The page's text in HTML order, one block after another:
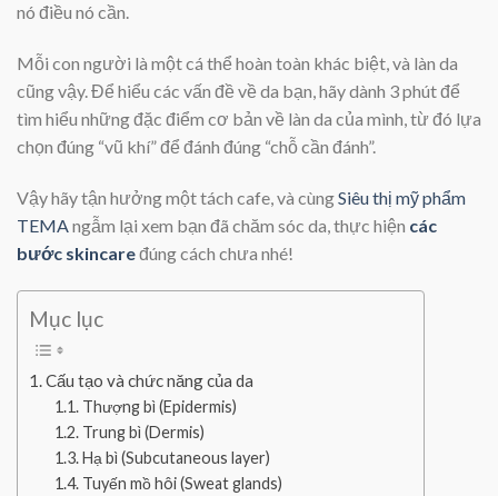
nó điều nó cần.
Mỗi con người là một cá thể hoàn toàn khác biệt, và làn da
cũng vậy. Để hiểu các vấn đề về da bạn, hãy dành 3 phút để
tìm hiểu những đặc điểm cơ bản về làn da của mình, từ đó lựa
chọn đúng “vũ khí” để đánh đúng “chỗ cần đánh”.
Vậy hãy tận hưởng một tách cafe, và cùngSiêu thị mỹ phẩm
TEMA ngẫm lại xem bạn đã chăm sóc da, thực hiện các
bước skincaređúng cách chưa nhé!
Mục lục
Cấu tạo và chức năng của da
Thượng bì (Epidermis)
Trung bì (Dermis)
Hạ bì (Subcutaneous layer)
Tuyến mồ hôi (Sweat glands)